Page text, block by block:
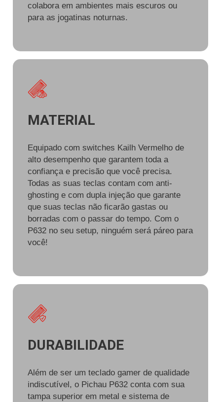
colabora em ambientes mais escuros ou
para as jogatinas noturnas.
MATERIAL
Equipado com switches Kailh Vermelho de
alto desempenho que garantem toda a
confiança e precisão que você precisa.
Todas as suas teclas contam com anti-
ghosting e com dupla injeção que garante
que suas teclas não ficarão gastas ou
borradas com o passar do tempo. Com o
P632 no seu setup, ninguém será páreo para
você!
DURABILIDADE
Além de ser um teclado gamer de qualidade
indiscutível, o Pichau P632 conta com sua
tampa superior em metal e sistema de